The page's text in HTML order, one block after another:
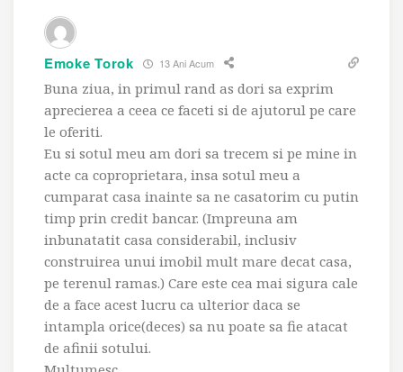
Emoke Torok 13 Ani Acum
Buna ziua, in primul rand as dori sa exprim
aprecierea a ceea ce faceti si de ajutorul pe care
le oferiti.
Eu si sotul meu am dori sa trecem si pe mine in
acte ca coproprietara, insa sotul meu a
cumparat casa inainte sa ne casatorim cu putin
timp prin credit bancar. (Impreuna am
inbunatatit casa considerabil, inclusiv
construirea unui imobil mult mare decat casa,
pe terenul ramas.) Care este cea mai sigura cale
de a face acest lucru ca ulterior daca se
intampla orice(deces) sa nu poate sa fie atacat
de afinii sotului.